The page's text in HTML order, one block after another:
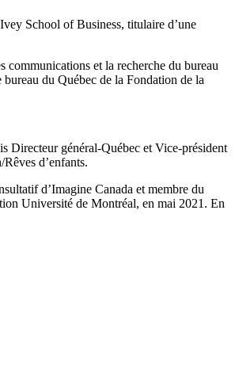
School of Business, titulaire d’une
communications et la recherche du bureau
du Québec de la Fondation de la
Directeur général-Québec et Vice-président
d’enfants.
d’Imagine Canada et membre du
Université de Montréal, en mai 2021. En